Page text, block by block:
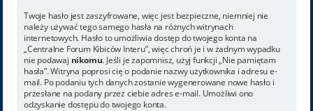
Twoje hasło jest zaszyfrowane, więc jest bezpieczne, niemniej nie
należy używać tego samego hasła na różnych witrynach
internetowych. Hasło to umożliwia dostęp do twojego konta na
„Centralne Forum Kibiców Interu”, więc chroń je i w żadnym wypadku
nie podawaj nikomu. Jeśli je zapomnisz, użyj funkcji „Nie pamiętam
hasła”. Witryna poprosi cię o podanie nazwy użytkownika i adresu e-
mail. Po podaniu tych danych zostanie wygenerowane nowe hasło i
przesłane na podany przez ciebie adres e-mail. Umożliwi ono
odzyskanie dostępu do twojego konta.